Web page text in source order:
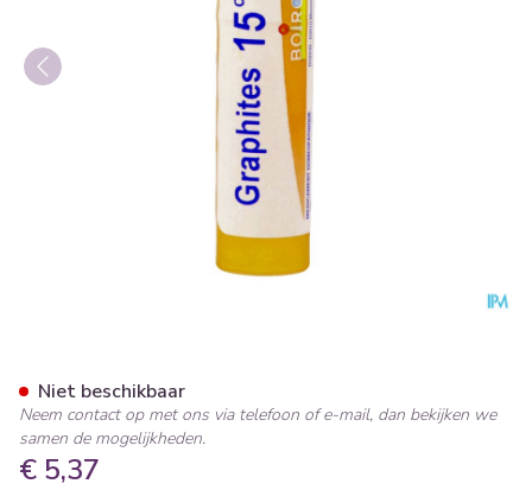
€ 5,37
Niet beschikbaar
Neem contact op met ons via telefoon of e-mail, dan bekijken we
samen de mogelijkheden.